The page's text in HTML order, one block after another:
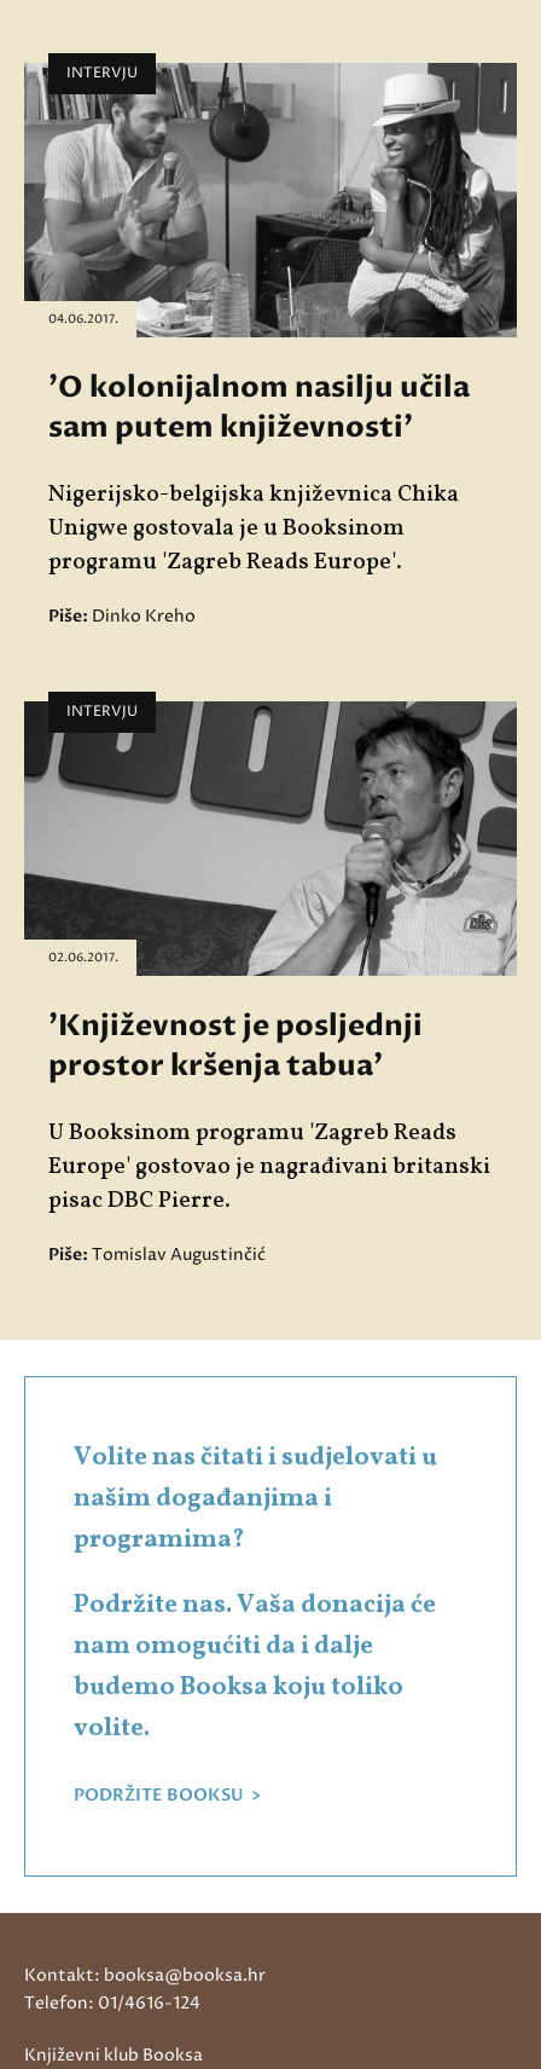
INTERVJU
04.06.2017.
'O kolonijalnom nasilju učila
sam putem književnosti'
Nigerijsko-belgijska književnica Chika
Unigwe gostovala je u Booksinom
programu 'Zagreb Reads Europe'.
Piše: Dinko Kreho
INTERVJU
02.06.2017.
'Književnost je posljednji
prostor kršenja tabua'
U Booksinom programu 'Zagreb Reads
Europe' gostovao je nagrađivani britanski
pisac DBC Pierre.
Piše: Tomislav Augustinčić
Volite nas čitati i sudjelovati u
našim događanjima i
programima?
Podržite nas. Vaša donacija će
nam omogućiti da i dalje
budemo Booksa koju toliko
volite.
PODRŽITE BOOKSU >
Kontakt: booksa@booksa.hr
Telefon: 01/4616-124
Književni klub Booksa